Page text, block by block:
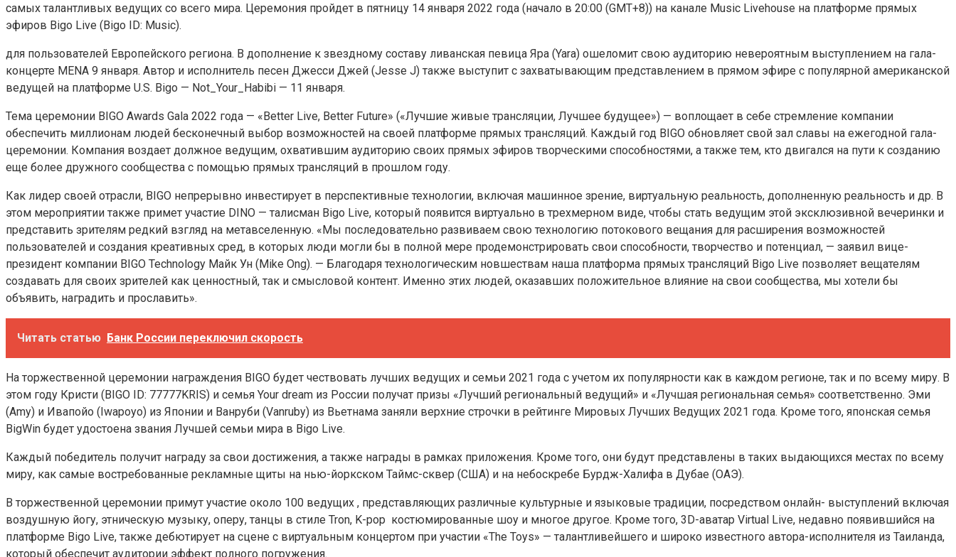
самых талантливых ведущих со всего мира. Церемония пройдет в пятницу 14 января 2022 года (начало в 20:00 (GMT+8)) на канале Music Livehouse на платформе прямых
эфиров Bigo Live (Bigo ID: Music).
для пользователей Европейского региона. В дополнение к звездному составу ливанская певица Яра (Yara) ошеломит свою аудиторию невероятным выступлением на гала-
концерте MENA 9 января. Автор и исполнитель песен Джесси Джей (Jesse J) также выступит с захватывающим представлением в прямом эфире с популярной американской
ведущей на платформе U.S. Bigo — Not_Your_Habibi — 11 января.
Тема церемонии BIGO Awards Gala 2022 года — «Better Live, Better Future» («Лучшие живые трансляции, Лучшее будущее») — воплощает в себе стремление компании
обеспечить миллионам людей бесконечный выбор возможностей на своей платформе прямых трансляций. Каждый год BIGO обновляет свой зал славы на ежегодной гала-
церемонии. Компания воздает должное ведущим, охватившим аудиторию своих прямых эфиров творческими способностями, а также тем, кто двигался на пути к созданию
еще более дружного сообщества с помощью прямых трансляций в прошлом году.
Как лидер своей отрасли, BIGO непрерывно инвестирует в перспективные технологии, включая машинное зрение, виртуальную реальность, дополненную реальность и др. В
этом мероприятии также примет участие DINO — талисман Bigo Live, который появится виртуально в трехмерном виде, чтобы стать ведущим этой эксклюзивной вечеринки и
представить зрителям редкий взгляд на метавселенную. «Мы последовательно развиваем свою технологию потокового вещания для расширения возможностей
пользователей и создания креативных сред, в которых люди могли бы в полной мере продемонстрировать свои способности, творчество и потенциал, — заявил вице-
президент компании BIGO Technology Майк Ун (Mike Ong). — Благодаря технологическим новшествам наша платформа прямых трансляций Bigo Live позволяет вещателям
создавать для своих зрителей как ценностный, так и смысловой контент. Именно этих людей, оказавших положительное влияние на свои сообщества, мы хотели бы
объявить, наградить и прославить».
Читать статью Банк России переключил скорость
На торжественной церемонии награждения BIGO будет чествовать лучших ведущих и семьи 2021 года с учетом их популярности как в каждом регионе, так и по всему миру. В
этом году Кристи (BIGO ID: 77777KRIS) и семья Your dream из России получат призы «Лучший региональный ведущий» и «Лучшая региональная семья» соответственно. Эми
(Amy) и Ивапойо (Iwapoyo) из Японии и Ванруби (Vanruby) из Вьетнама заняли верхние строчки в рейтинге Мировых Лучших Ведущих 2021 года. Кроме того, японская семья
BigWin будет удостоена звания Лучшей семьи мира в Bigo Live.
Каждый победитель получит награду за свои достижения, а также награды в рамках приложения. Кроме того, они будут представлены в таких выдающихся местах по всему
миру, как самые востребованные рекламные щиты на нью-йоркском Таймс-сквер (США) и на небоскребе Бурдж-Халифа в Дубае (ОАЭ).
В торжественной церемонии примут участие около 100 ведущих , представляющих различные культурные и языковые традиции, посредством онлайн- выступлений включая
воздушную йогу, этническую музыку, оперу, танцы в стиле Tron, K-pop костюмированные шоу и многое другое. Кроме того, 3D-аватар Virtual Live, недавно появившийся на
платформе Bigo Live, также дебютирует на сцене с виртуальным концертом при участии «The Toys» — талантливейшего и широко известного автора-исполнителя из Таиланда,
который обеспечит аудитории эффект полного погружения.